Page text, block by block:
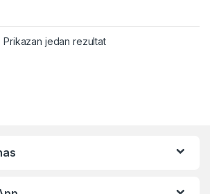
Prikazan jedan rezultat